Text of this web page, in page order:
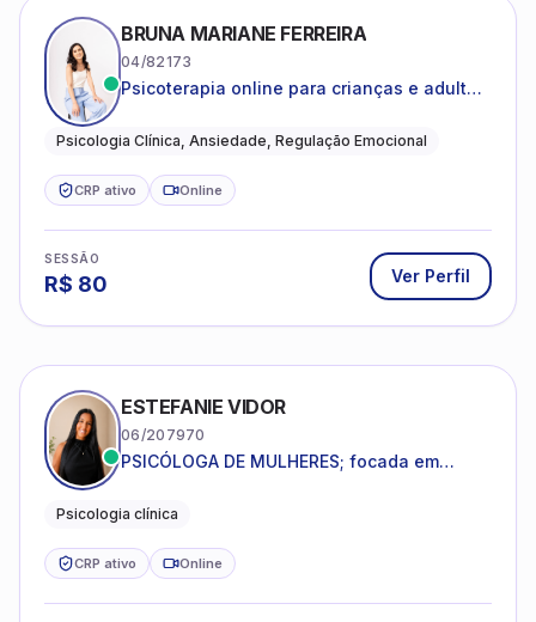
BRUNA MARIANE FERREIRA
04/82173
Psicoterapia online para crianças e adultos
reduzir a ansiedade e construir uma vida
Psicologia Clínica, Ansiedade, Regulação Emocional
CRP ativo Online
SESSÃO
R$ 80 Ver Perfil
ESTEFANIE VIDOR
06/207970
PSICÓLOGA DE MULHERES; focada em
dentro da sua realidade.
Psicologia clínica
CRP ativo Online